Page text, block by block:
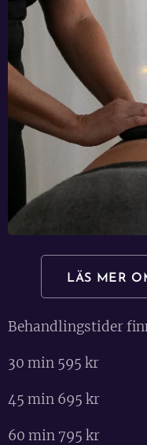
LÄS MER
Behandlingstider
30 min 595 kr
45 min 695 kr
60 min 795 kr